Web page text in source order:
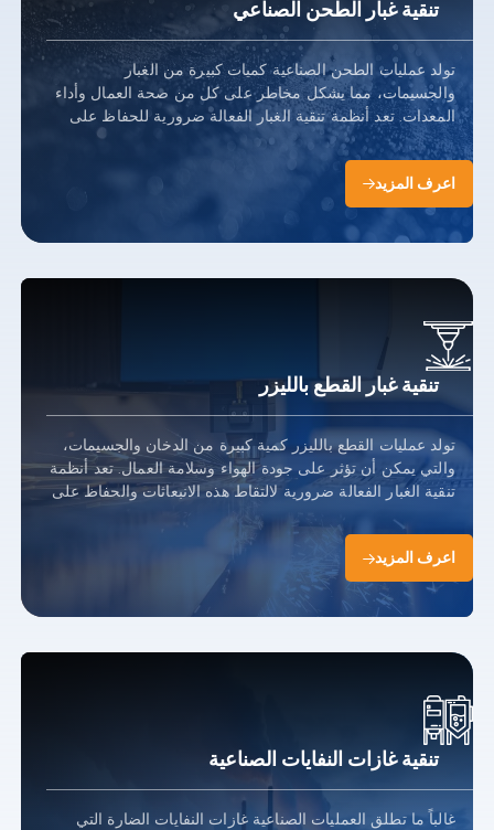
تنقية غبار الطحن الصناعي
تولد عمليات الطحن الصناعية كميات كبيرة من الغبار
والجسيمات، مما يشكل مخاطر على كل من صحة العمال وأداء
المعدات. تعد أنظمة تنقية الغبار الفعالة ضرورية للحفاظ على
بيئة عمل آمنة وفعالة.
اعرف المزيد
تنقية غبار القطع بالليزر
تولد عمليات القطع بالليزر كمية كبيرة من الدخان والجسيمات،
والتي يمكن أن تؤثر على جودة الهواء وسلامة العمال. تعد أنظمة
تنقية الغبار الفعالة ضرورية لالتقاط هذه الانبعاثات والحفاظ على
اعرف المزيد
تنقية غازات النفايات الصناعية
غالباً ما تطلق العمليات الصناعية غازات النفايات الضارة التي